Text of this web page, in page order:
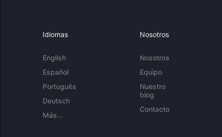
Idiomas
English
Español
Português
Deutsch
Más...
Nosotros
Nosotros
Equipo
Nuestro
blog
Contacto